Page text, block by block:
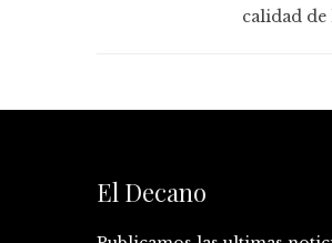
calidad de
El Decano